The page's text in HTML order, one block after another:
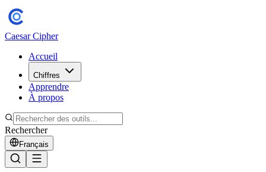
Caesar Cipher
Accueil
Chiffres
Apprendre
À propos
Rechercher
Français